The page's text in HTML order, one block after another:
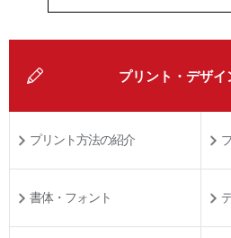
プリント・デザイ
プリント方法の紹介
書体・フォント